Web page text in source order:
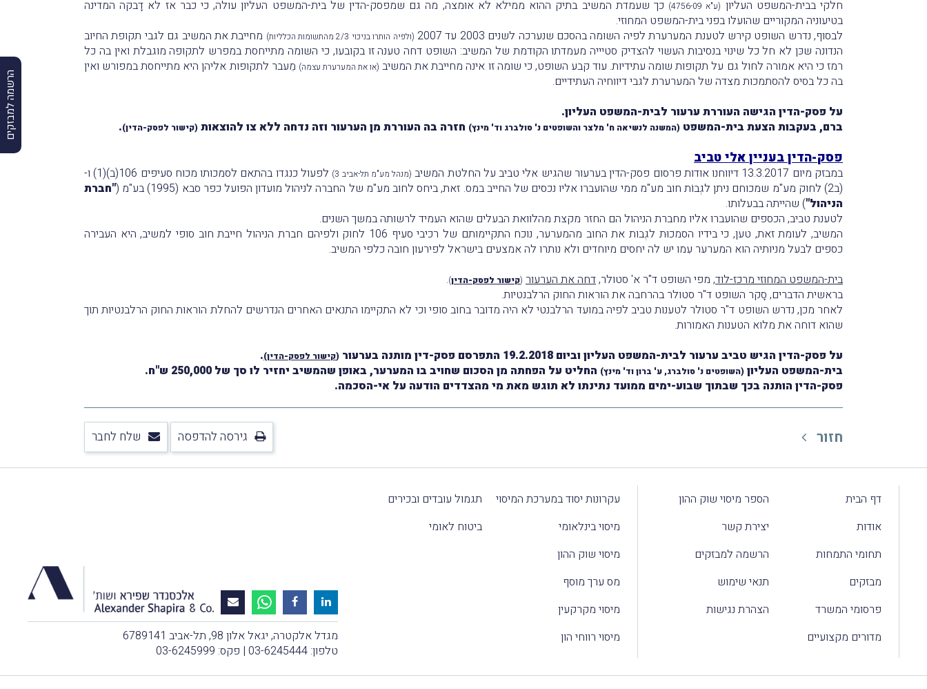
הרשמה למבזקים
חלקי בבית-המשפט העליון (ע"א 4756-09)
כך שעמדת המשיב בתיק ההוא ממילא לא אוּמצה, מה גם שמפסק-הדין של בית-המשפט העליון עולה, כי כבר אז לא דָבקה המדינה
בטיעוניה המקוריים שהועלו בפני בית-המשפט המחוזי.
לבסוף, נדרש השופט קירש לטענת המערערת לפיה השומה בהסכם שנערכה לשנים 2003 עד 2007
(ולפיה הותרו בניכוי 2/3 מהתשומות הכלליות)
מחייבת את המשיב גם לגבי תקופת החיוב
הנדונה שכּן לא חל כל שינוי בנסיבות העשוי להצדיק סטיייה מעמדתו הקודמת של המשיב: השופט דחה טענה זו בקובעו, כי השומה מתייחסת במפרש לתקופה מוגבלת ואין בה כל
רמז כי היא אמורה לחול גם על תקופות שומה עתידיות. עוד קבע השופט, כי שומה זו אינה מחייבת את המשיב (או את המערערת עצמה) מֵעבר לתקופות אליהן היא מתייחסת במפורש ואין
בה כל בסיס להסתמכות מצדה של המערערת לגבי דיווחיה העתידיים.
על פסק-הדין הגישה העוררת ערעור לבית-המשפט העליון.
ברם, בעקבות הצעת בית-המשפט (המשנה לנשיאה ח' מלצר והשופטים נ' סולברג וד' מינץ) חזרה בה העוררת מן הערעור וזה נדחה ללא צו להוצאות (קישור לפסק-הדין)
.
פסק-הדין בעניין אלי טביב
במבזק מיום 13.3.2017 דיווחנו אודות פרסום פסק-הדין בערעור שהגיש אלי טביב על החלטת המשיב (מנהל מע"מ תל-אביב 3)
לפעול כנגדו בהתאם לסמכותו מכוח סעיפים 106(ב)(1) ו-
(ב2) לחוק מע"מ שמכוחם ניתן לגְבוֹת חוב מע"מ ממי שהועברו אליו נכסים של החייב במס. זאת, ביחס לחוב מע"מ של החברה לניהול מועדון הפועל כפר סבא (1995) בע"מ (
"חברת
הניהול") שהייתה בבעלותו.
לטענת טביב, הכספים שהועברו אליו מחברת הניהול הם החזר מקצת מהלוואת הבעלים שהוא העמיד לרשותה במשך השנים.
המשיב, לעומת זאת, טען, כי בידיו הסמכוּת לגְבות את החוב מהמערער, נוכח התקיימותם של רכיבי סעיף 106 לחוק ולפיהם חברת הניהול חייבת חוב סופי למשיב, היא העבירה
כספים לבעל מניותיה הוא המערער עִמו יש לה יחסים מיוחדים ולא נותרו לה אמצעים בישראל לפירעון חובה כלפי המשיב.
בית-המשפט המחוזי מרכז-לוד, מפי השופט ד"ר א' סטולר,דחה את הערעור (קישור לפסק-הדין)
.
בראשית הדברים, סָקר השופט ד"ר סטולר בהרחבה את הוראות החוק הרלבנטיות.
לאחר מכן, נדרש השופט ד"ר סטולר לטענות טביב לפיה במועד הרלבנטי לא היה מדובר בחוב סופי וכי לא התקיימו התנאים האחרים הנדרשים להחלת הוראות החוק הרלבנטיות תוך
שהוא דוחה את מלוא הטענות האמורות.
על פסק-הדין הגיש טביב ערעור לבית-המשפט העליון וביום 19.2.2018 התפרסם פסק-דין מותנה בערעור
(קישור לפסק-הדין).
בית-המשפט העליון (השופטים נ' סולברג, ע' ברון וד' מינץ) החליט על הפחתה מן הסכום שחויב בו המערער, באופן שהמשיב יחזיר לו סך של 250,000 ש"ח.
פסק-הדין הותנה בכך שבתוך שבוע-ימים ממועד נתינתו לא תוגש מאת מי מהצדדים הודעה על אי-הסכמה.
חזור גירסה להדפסה שלח לחבר
דף הבית
אודות
תחומי התמחות
מבזקים
פרסומי המשרד
מדורים מקצועיים
הספר מיסוי שוק ההון
יצירת קשר
הרשמה למבזקים
תנאי שימוש
הצהרת נגישות
עקרונות יסוד במערכת המיסוי
מיסוי בינלאומי
מיסוי שוק ההון
מס ערך מוסף
מיסוי מקרקעין
מיסוי רווחי הון
תגמול עובדים ובכירים
ביטוח לאומי
מגדל אלקטרה, יגאל אלון 98, תל-אביב 6789141
טלפון: 03-6245444 | פקס: 03-6245999